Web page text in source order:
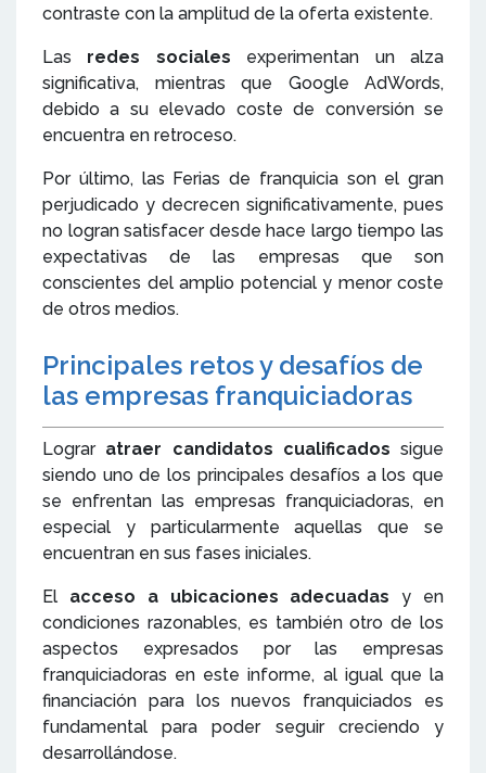
contraste con la amplitud de la oferta existente.
Las redes sociales experimentan un alza
significativa, mientras que Google AdWords,
debido a su elevado coste de conversión se
encuentra en retroceso.
Por último, las Ferias de franquicia son el gran
perjudicado y decrecen significativamente, pues
no logran satisfacer desde hace largo tiempo las
expectativas de las empresas que son
conscientes del amplio potencial y menor coste
de otros medios.
Principales retos y desafíos de
las empresas franquiciadoras
Lograr atraer candidatos cualificados sigue
siendo uno de los principales desafíos a los que
se enfrentan las empresas franquiciadoras, en
especial y particularmente aquellas que se
encuentran en sus fases iniciales.
El acceso a ubicaciones adecuadas y en
condiciones razonables, es también otro de los
aspectos expresados por las empresas
franquiciadoras en este informe, al igual que la
financiación para los nuevos franquiciados es
fundamental para poder seguir creciendo y
desarrollándose.